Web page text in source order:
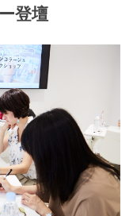
登壇